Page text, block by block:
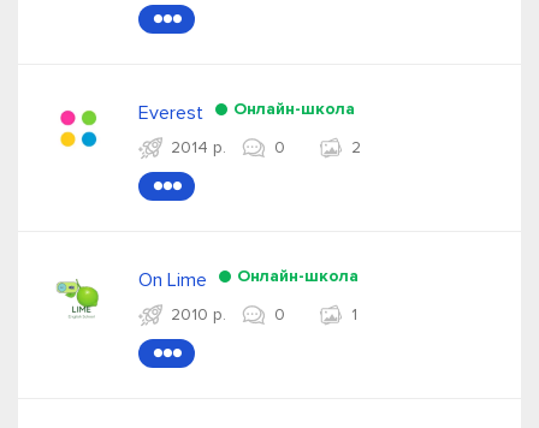
●●●
Everest
Онлайн-школа
2014 р.
0 2
●●●
On Lime
Онлайн-школа
2010 р.
0 1
●●●